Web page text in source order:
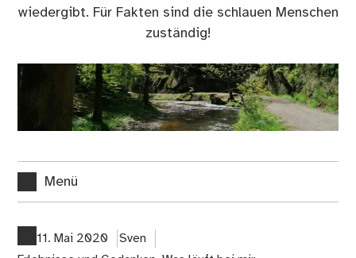
wiedergibt. Für Fakten sind die schlauen Menschen
zuständig!
Menü
11. Mai 2020
Sven